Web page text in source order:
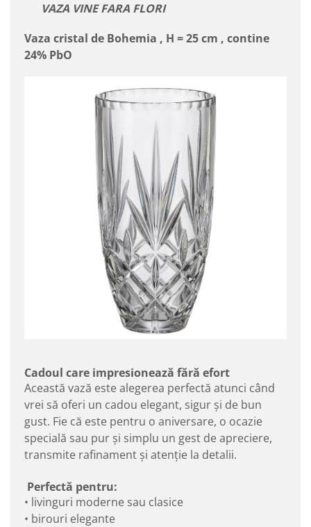
VAZA VINE FARA FLORI
Vaza cristal de Bohemia , H = 25 cm , contine
24% PbO
Cadoul care impresionează fără efort
Această vază este alegerea perfectă atunci când
vrei să oferi un cadou elegant, sigur și de bun
gust. Fie că este pentru o aniversare, o ocazie
specială sau pur și simplu un gest de apreciere,
transmite rafinament și atenție la detalii.
Perfectă pentru:
• livinguri moderne sau clasice
• birouri elegante